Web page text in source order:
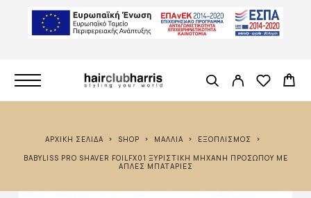
ΑΡΧΙΚΉ ΣΕΛΊΔΑ SHOP ΜΑΛΛΙΆ
ΕΞΟΠΛΙΣΜΌΣ
BABYLISS PRO SHAVER FOILFX01 ΞΥΡΙΣΤΙΚΉ ΜΗΧΑΝΉ ΠΡΟΣΏΠΟΥ ΜΕ
ΑΠΛΈΣ ΜΠΑΤΑΡΊΕΣ